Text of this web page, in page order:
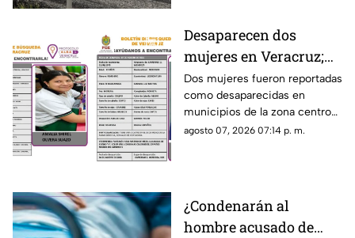
Desaparecen dos
mujeres en Veracruz;
una de ellas es menor
de 12 años
Dos mujeres fueron reportadas
como desaparecidas en
municipios de la zona centro
de Veracruz, mientras
agosto 07, 2026 07:14 p. m.
¿Condenarán al
hombre acusado de